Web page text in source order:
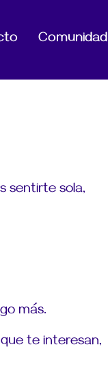
Comunidad
sentirte sola,
más.
te interesan,